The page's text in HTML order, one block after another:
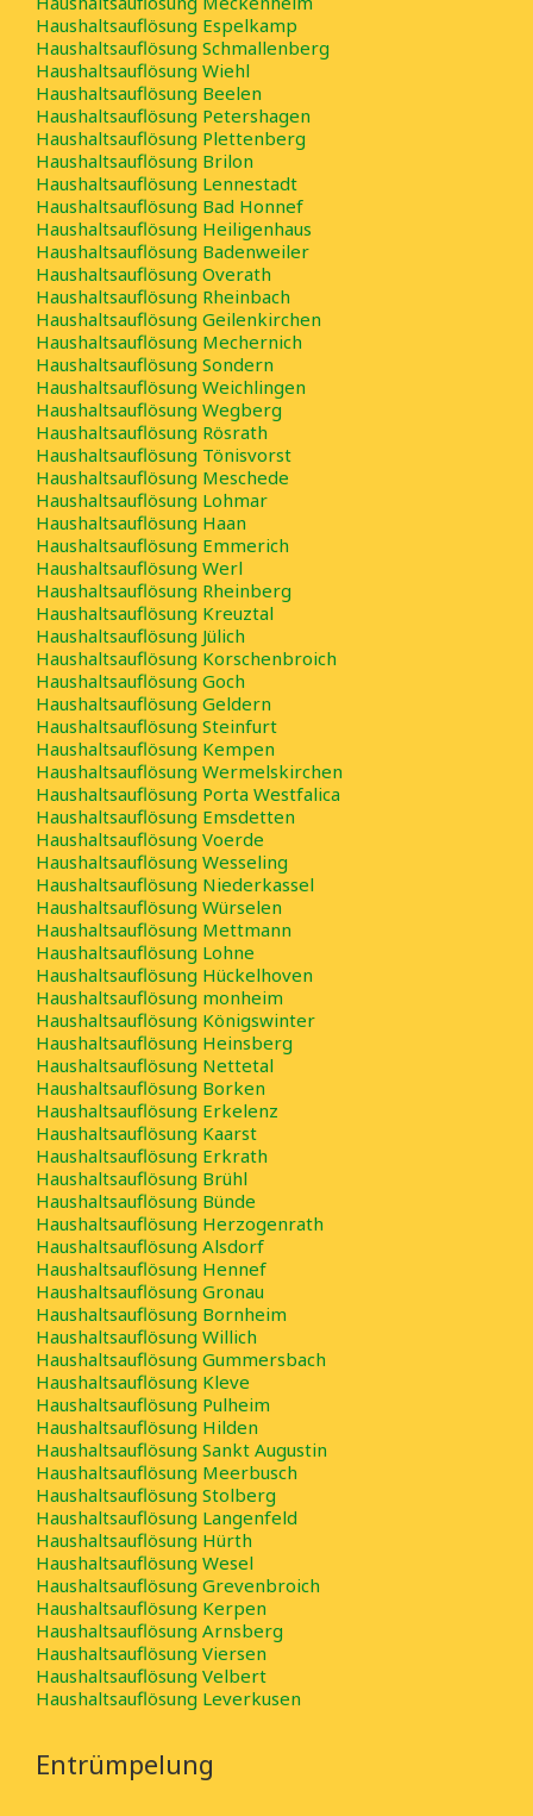
Haushaltsauflösung Espelkamp
Haushaltsauflösung Schmallenberg
Haushaltsauflösung Wiehl
Haushaltsauflösung Beelen
Haushaltsauflösung Petershagen
Haushaltsauflösung Plettenberg
Haushaltsauflösung Brilon
Haushaltsauflösung Lennestadt
Haushaltsauflösung Bad Honnef
Haushaltsauflösung Heiligenhaus
Haushaltsauflösung Badenweiler
Haushaltsauflösung Overath
Haushaltsauflösung Rheinbach
Haushaltsauflösung Geilenkirchen
Haushaltsauflösung Mechernich
Haushaltsauflösung Sondern
Haushaltsauflösung Weichlingen
Haushaltsauflösung Wegberg
Haushaltsauflösung Rösrath
Haushaltsauflösung Tönisvorst
Haushaltsauflösung Meschede
Haushaltsauflösung Lohmar
Haushaltsauflösung Haan
Haushaltsauflösung Emmerich
Haushaltsauflösung Werl
Haushaltsauflösung Rheinberg
Haushaltsauflösung Kreuztal
Haushaltsauflösung Jülich
Haushaltsauflösung Korschenbroich
Haushaltsauflösung Goch
Haushaltsauflösung Geldern
Haushaltsauflösung Steinfurt
Haushaltsauflösung Kempen
Haushaltsauflösung Wermelskirchen
Haushaltsauflösung Porta Westfalica
Haushaltsauflösung Emsdetten
Haushaltsauflösung Voerde
Haushaltsauflösung Wesseling
Haushaltsauflösung Niederkassel
Haushaltsauflösung Würselen
Haushaltsauflösung Mettmann
Haushaltsauflösung Lohne
Haushaltsauflösung Hückelhoven
Haushaltsauflösung monheim
Haushaltsauflösung Königswinter
Haushaltsauflösung Heinsberg
Haushaltsauflösung Nettetal
Haushaltsauflösung Borken
Haushaltsauflösung Erkelenz
Haushaltsauflösung Kaarst
Haushaltsauflösung Erkrath
Haushaltsauflösung Brühl
Haushaltsauflösung Bünde
Haushaltsauflösung Herzogenrath
Haushaltsauflösung Alsdorf
Haushaltsauflösung Hennef
Haushaltsauflösung Gronau
Haushaltsauflösung Bornheim
Haushaltsauflösung Willich
Haushaltsauflösung Gummersbach
Haushaltsauflösung Kleve
Haushaltsauflösung Pulheim
Haushaltsauflösung Hilden
Haushaltsauflösung Sankt Augustin
Haushaltsauflösung Meerbusch
Haushaltsauflösung Stolberg
Haushaltsauflösung Langenfeld
Haushaltsauflösung Hürth
Haushaltsauflösung Wesel
Haushaltsauflösung Grevenbroich
Haushaltsauflösung Kerpen
Haushaltsauflösung Arnsberg
Haushaltsauflösung Viersen
Haushaltsauflösung Velbert
Haushaltsauflösung Leverkusen
Entrümpelung